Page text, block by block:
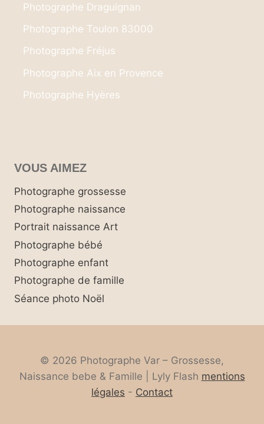
Photographe Draguignan
Photographe Toulon 83000
Photographe Fréjus
Photographe Aix en Provence
Photographe Hyères
VOUS AIMEZ
Photographe grossesse
Photographe naissance
Portrait naissance Art
Photographe bébé
Photographe enfant
Photographe de famille
Séance photo Noël
© 2026 Photographe Var – Grossesse,
Naissance bebe & Famille | Lyly Flash mentions
légales - Contact